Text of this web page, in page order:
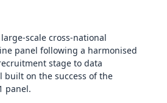
scale cross-national
panel following a harmonised
stage to data
built on the success of the
panel.